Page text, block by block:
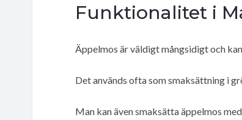
Funktionalitet i
Äppelmos är väldigt mångsidigt och
Det används ofta som smaksättning i
Man kan även smaksätta äppelmos